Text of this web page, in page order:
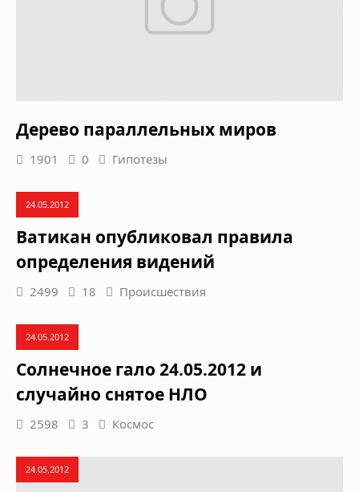
Дерево параллельных миров
1901 0 Гипотезы
24.05.2012
Ватикан опубликовал правила
определения видений
2499 18 Происшествия
24.05.2012
Солнечное гало 24.05.2012 и
случайно снятое НЛО
2598 3 Космос
24.05.2012